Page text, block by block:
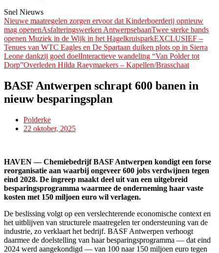
Snel Nieuws
Nieuwe maatregelen zorgen ervoor dat Kinderboerderij opnieuw
mag openenAsfalteringswerken AntwerpsebaanTwee sterke bands
openen Muziek in de Wijk in het HagelkruisparkEXCLUSIEF –
Tenues van WTC Eagles en De Spartaan duiken plots op in Sierra
Leone dankzij goed doelInteractieve wandeling “Van Polder tot
Dorp”Overleden Hilda Raeymaekers – Kapellen/Brasschaat
BASF Antwerpen schrapt 600 banen in
nieuw besparingsplan
Polderke
22 oktober, 2025
HAVEN — Chemiebedrijf BASF Antwerpen kondigt een forse
reorganisatie aan waarbij ongeveer 600 jobs verdwijnen tegen
eind 2028. De ingreep maakt deel uit van een uitgebreid
besparingsprogramma waarmee de onderneming haar vaste
kosten met 150 miljoen euro wil verlagen.
De beslissing volgt op een verslechterende economische context en
het uitblijven van structurele maatregelen ter ondersteuning van de
industrie, zo verklaart het bedrijf. BASF Antwerpen verhoogt
daarmee de doelstelling van haar besparingsprogramma — dat eind
2024 werd aangekondigd — van 100 naar 150 miljoen euro tegen